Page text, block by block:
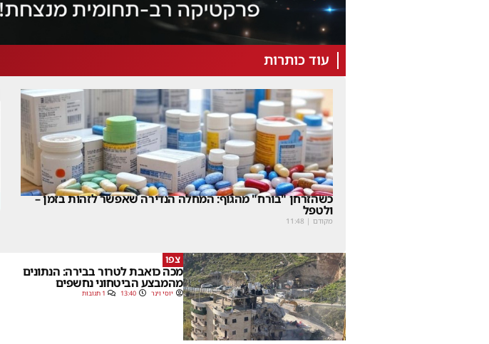
עוד כותרות
כשהזרחן "בורח" מהגוף: המחלה הנדירה שאפשר לזהות בזמן –
ולטפל
מקודם |
11:48
צפו
מכה כואבת לטרור בבירה: הנתונים
מהמבצע הביטחוני נחשפים
יוסי וינר 13:40 1 תגובות